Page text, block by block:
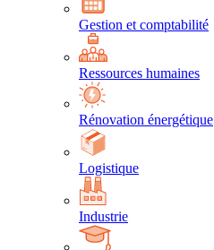
Gestion et comptabilité
Ressources humaines
Rénovation énergétique
Logistique
Industrie